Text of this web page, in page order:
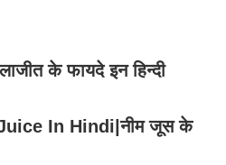
के फायदे इन हिन्दी
In Hindi|नीम जूस के